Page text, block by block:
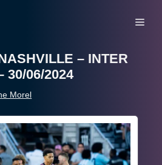
– INTER
30/06/2024
Morel